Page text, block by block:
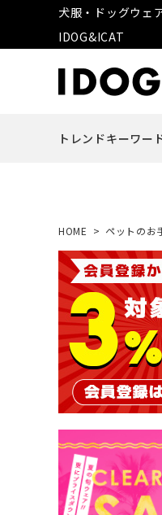
犬服・ドッグウェ
IDOG&ICAT
トレンドキーワー
HOME ペットのお